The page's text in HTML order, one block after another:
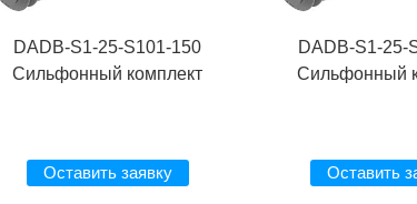
DADB-S1-25-S101-150
Сильфонный комплект
Оставить заявку
DADB-S1-25-
Сильфонный
Оставить